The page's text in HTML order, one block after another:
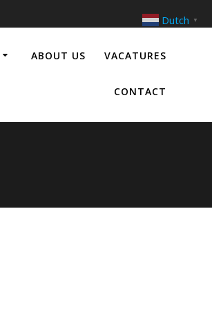
ABOUT US VACATURES
CONTACT
Dutch ▼